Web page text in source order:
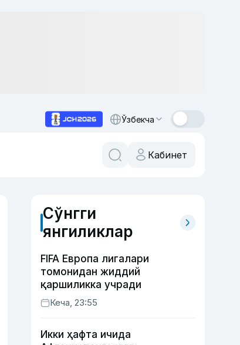
Ўзбекча
Кабинет
Сўнгги
янгиликлар
FIFA Европа лигалари
томонидан жиддий
қаршиликка учради
Кеча, 23:55
Икки ҳафта ичида